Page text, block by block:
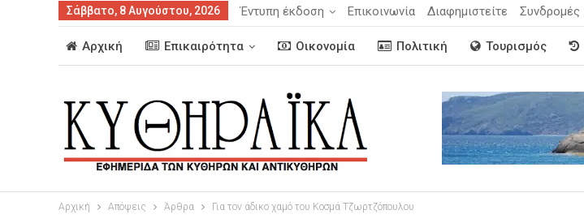
Σάββατο, 8 Αυγούστου, 2026 Έντυπη έκδοση Επικοινωνία Διαφημιστείτε Συνδρομές
Αρχική Επικαιρότητα Οικονομία Πολιτική Τουρισμός
Αρχική Απόψεις Άρθρα Για τον άδικο χαμό του Κοσμά Τζωρτζόπουλου